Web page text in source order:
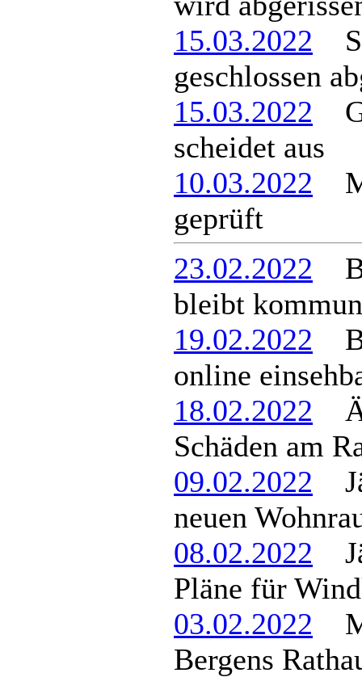
15.03.2022
geschlossen
15.03.2022
scheidet aus
10.03.2022
geprüft
23.02.2022
bleibt
19.02.2022
online
18.02.2022
Schäden am
09.02.2022
neuen
08.02.2022
Pläne für
03.02.2022
Bergens